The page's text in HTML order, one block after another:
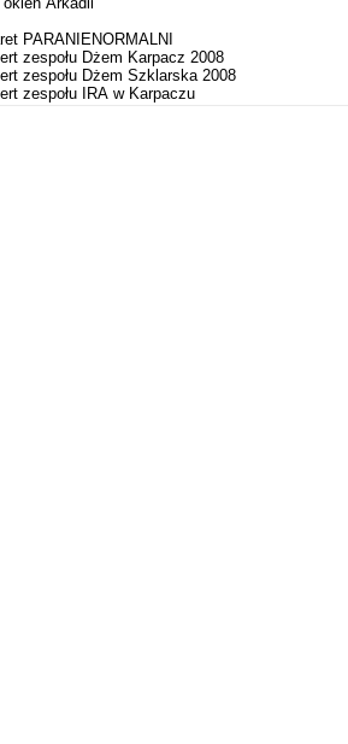
PARANIENORMALNI
zespołu Dżem Karpacz 2008
zespołu Dżem Szklarska 2008
zespołu IRA w Karpaczu